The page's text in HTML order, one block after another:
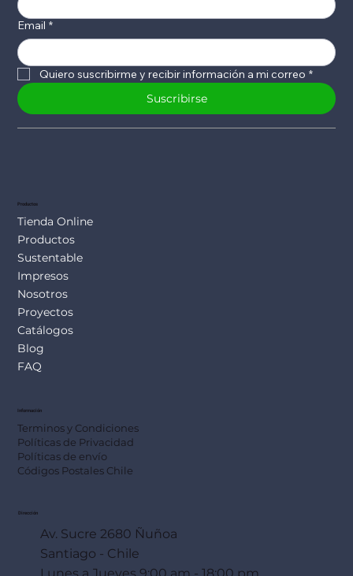
Email *
Quiero suscribirme y recibir información a mi correo *
Suscribirse
Productos
Tienda Online
Productos
Sustentable
Impresos
Nosotros
Proyectos
Catálogos
Blog
FAQ
Información
Terminos y Condiciones
Políticas de Privacidad
Políticas de envío
Códigos Postales Chile
Dirección
Av. Sucre 2680 Ñuñoa
Santiago - Chile